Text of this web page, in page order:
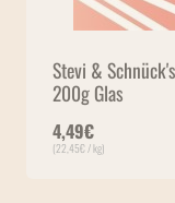
Stevi &
200g Glas
4,49€
(22,45€ / kg)